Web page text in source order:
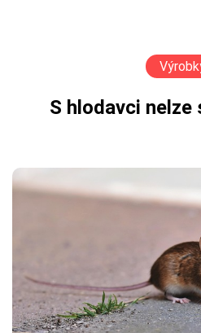
S hlodavci nelze